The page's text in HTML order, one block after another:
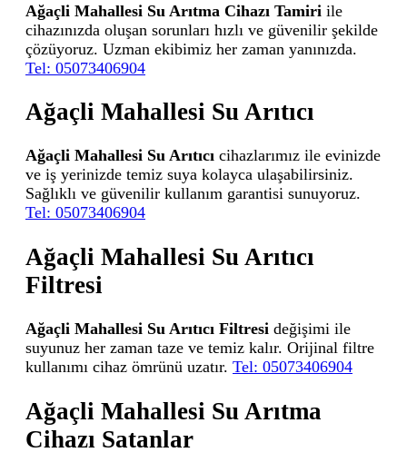
Ağaçli Mahallesi Su Arıtma Cihazı Tamiri ile
cihazınızda oluşan sorunları hızlı ve güvenilir şekilde
çözüyoruz. Uzman ekibimiz her zaman yanınızda.
Tel: 05073406904
Ağaçli Mahallesi Su Arıtıcı
Ağaçli Mahallesi Su Arıtıcı cihazlarımız ile evinizde
ve iş yerinizde temiz suya kolayca ulaşabilirsiniz.
Sağlıklı ve güvenilir kullanım garantisi sunuyoruz.
Tel: 05073406904
Ağaçli Mahallesi Su Arıtıcı
Filtresi
Ağaçli Mahallesi Su Arıtıcı Filtresi değişimi ile
suyunuz her zaman taze ve temiz kalır. Orijinal filtre
kullanımı cihaz ömrünü uzatır. Tel: 05073406904
Ağaçli Mahallesi Su Arıtma
Cihazı Satanlar